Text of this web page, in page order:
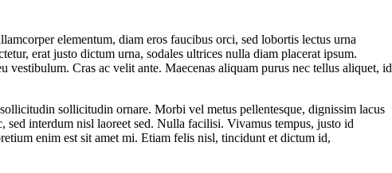
elementum, diam eros faucibus orci, sed lobortis lectus urna
erat justo dictum urna, sodales ultrices nulla diam placerat ipsum.
vestibulum. Cras ac velit ante. Maecenas aliquam purus nec tellus aliquet, id
sollicitudin ornare. Morbi vel metus pellentesque, dignissim lacus
sed interdum nisl laoreet sed. Nulla facilisi. Vivamus tempus, justo id
enim est sit amet mi. Etiam felis nisl, tincidunt et dictum id,